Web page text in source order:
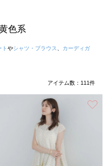
色系
ト やシャツ・ブラウス
カーディガ
アイテム数： 111件